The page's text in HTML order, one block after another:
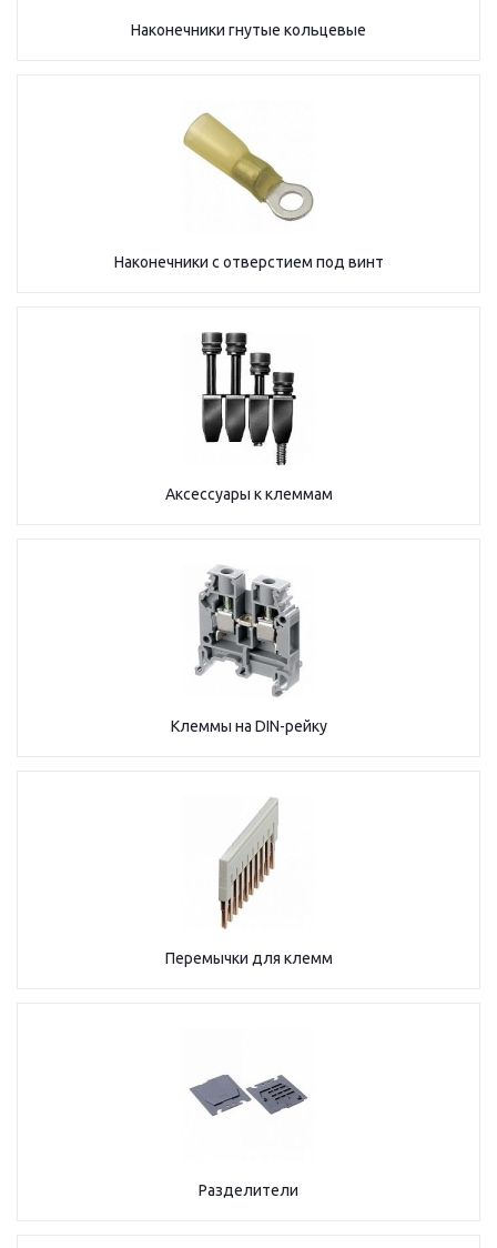
Наконечники гнутые кольцевые
Наконечники с отверстием под винт
Аксессуары к клеммам
Клеммы на DIN-рейку
Перемычки для клемм
Разделители